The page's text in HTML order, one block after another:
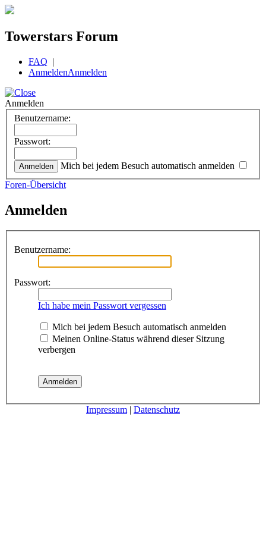
Towerstars Forum
FAQ |
AnmeldenAnmelden
Anmelden
Benutzername:
Passwort:
Mich bei jedem Besuch automatisch anmelden
Foren-Übersicht
Anmelden
Benutzername:
Passwort:
Ich habe mein Passwort vergessen
Mich bei jedem Besuch automatisch anmelden
Meinen Online-Status während dieser Sitzung
verbergen
Impressum | Datenschutz